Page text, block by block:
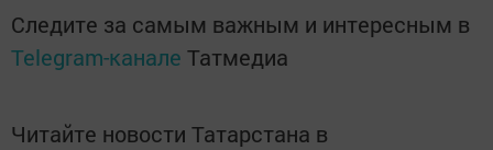
Следите за самым важным и интересным в
Telegram-канале Татмедиа
Читайте новости Татарстана в